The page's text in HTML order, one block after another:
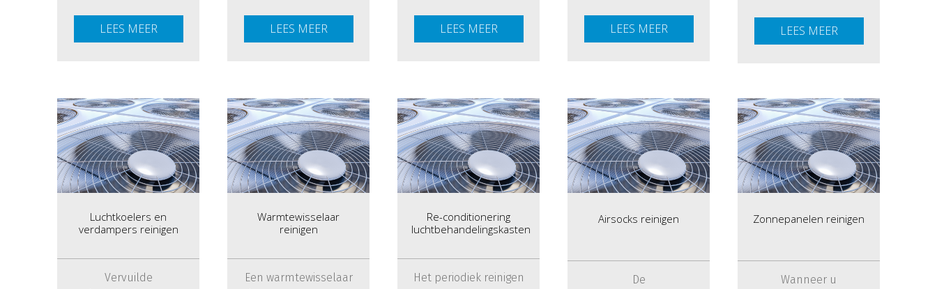
LEES MEER LEES MEER LEES MEER LEES MEER LEES MEER
Luchtkoelers en
verdampers reinigen
Vervuilde
Warmtewisselaar
reinigen
Een warmtewisselaar
Re-conditionering
luchtbehandelingskasten
Het periodiek reinigen
Airsocks reinigen
De
Zonnepanelen reinigen
Wanneer u